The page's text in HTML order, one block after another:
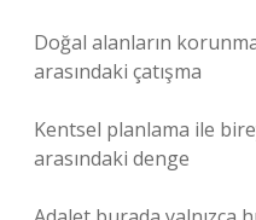
Doğal alanların
arasındaki çatışma
Kentsel planlama ile
arasındaki denge